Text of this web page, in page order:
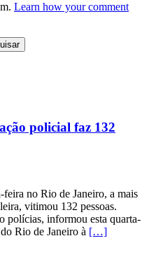
Learn how your comment
policial faz 132
no Rio de Janeiro, a mais
vitimou 132 pessoas.
polícias, informou esta quarta-
Rio de Janeiro à […]